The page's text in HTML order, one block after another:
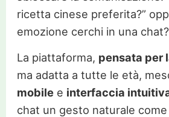
ricetta cinese preferita?”
emozione cerchi in una
La piattaforma, pensata per
ma adatta a tutte le età,
mobilee interfaccia
chat un gesto naturale